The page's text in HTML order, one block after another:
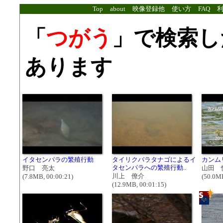
Top about 映像登録他 使い方 FAQ
「 つがう 」で検索
あります
イタセンパラの繁殖行動
野口 亮太
(7.8MB, 00:00:21)
タイリクバラタナゴによるイ
タセンパラへの繁殖行動..
川上 僚介
(12.9MB, 00:01:15)
カンム
山田